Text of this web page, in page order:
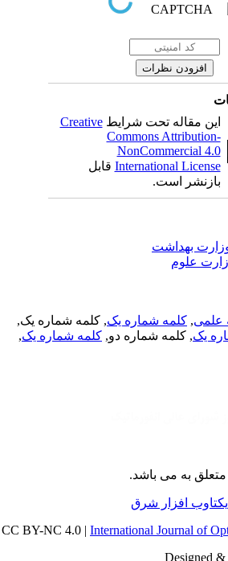
این مقاله تحت شرایطCreative
Commons
NonCommercial
Internationalقابل
بازنشر است.
بهداشت
علوم
, کلمه شماره یک, کلمه شماره یک,
یک, کلمه شماره دو,کلمه شماره یک,
بهمی باشد.
افزار شرق
International Journal of
Designed